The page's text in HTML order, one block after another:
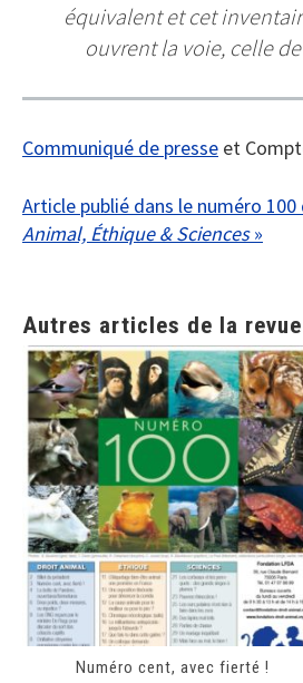
équivalent et cet
ouvrent la voie, celle de
Communiqué de presse et
Article publié dans le numéro 100
Animal, Éthique & Sciences»
Autres articles de la
Numéro cent, avec fierté !